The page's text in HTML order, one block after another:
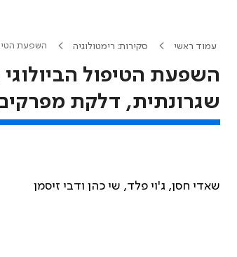
עמוד ראשי סקירות: רימטולוגיה השפעת
השפעת הטיפול
שגרונתית, דלקת
שאדי חסן, ג'וי פלד, שי כהן ודבי זיסמן